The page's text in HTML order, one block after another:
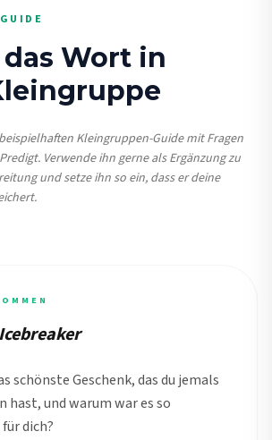
Wort in
Kleingruppen-Guide mit Fragen
Verwende ihn gerne als Ergänzung zu
und setze ihn so ein, dass er deine
schönste Geschenk, das du jemals
hast, und warum war es so
dich?